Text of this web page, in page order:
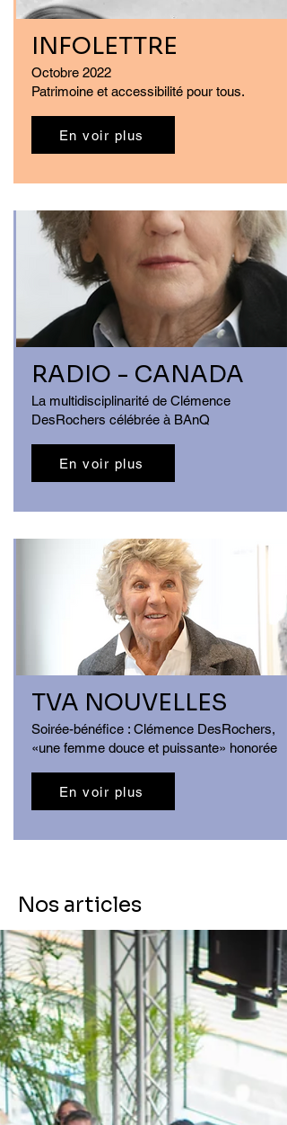
INFOLETTRE
Octobre 2022
Patrimoine et accessibilité pour tous.
En voir plus
RADIO - CANADA
La multidisciplinarité de Clémence
DesRochers célébrée à BAnQ
En voir plus
TVA NOUVELLES
Soirée-bénéfice : Clémence DesRochers,
«une femme douce et puissante» honorée
En voir plus
Nos articles